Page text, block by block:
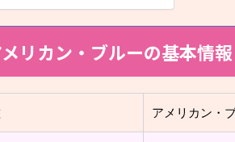
リカン・ブルーの基本情報
アメリカン・